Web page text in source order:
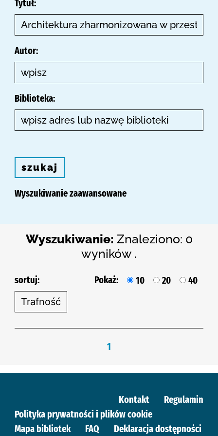
Tytuł:
Autor:
Biblioteka:
szukaj
Wyszukiwanie zaawansowane
Wyszukiwanie: Znaleziono: 0
wyników .
sortuj: Pokaż: 10 20 40
1
Kontakt
Regulamin
Polityka prywatności i plików cookie
Mapa bibliotek
FAQ Deklaracja dostępności